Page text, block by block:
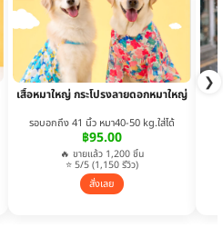
❯
เสื้อหมาใหญ่ กระโปรงลายดอกหมาใหญ่
รอบอกถึง 41 นิ้ว หมา40-50 kg.ใส่ได้
฿95.00
🔥 ขายแล้ว 1,200 ชิ้น
⭐ 5/5 (1,150 รีวิว)
สั่งเลย